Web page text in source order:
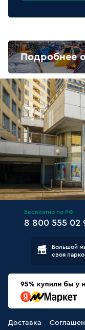
Подробнее
Бесплатно по РФ
8 800 555 02
Большой
своя
Доставка